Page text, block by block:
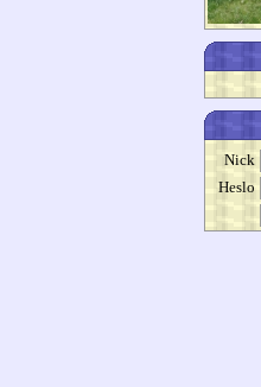
Nick
Heslo